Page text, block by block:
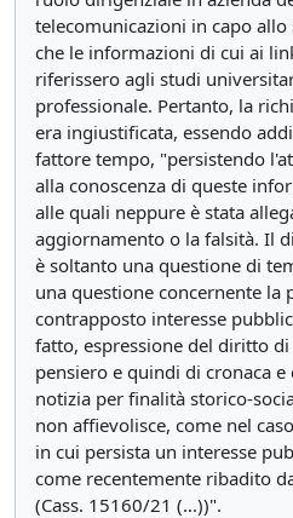
telecomunicazioni in capo allo
che le informazioni di cui ai
riferissero agli studi
professionale. Pertanto, la
era ingiustificata, essendo
fattore tempo, "persistendo
alla conoscenza di queste
alle quali neppure è stata
aggiornamento o la falsità. Il
è soltanto una questione di
una questione concernente la
contrapposto interesse
fatto, espressione del diritto
pensiero e quindi di cronaca
notizia per finalità storico-
non affievolisce, come nel
in cui persista un interesse
come recentemente ribadito
(Cass. 15160/21 (...))".